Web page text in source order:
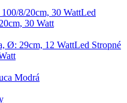
Led
30 Watt
Led Stropné
Modrá